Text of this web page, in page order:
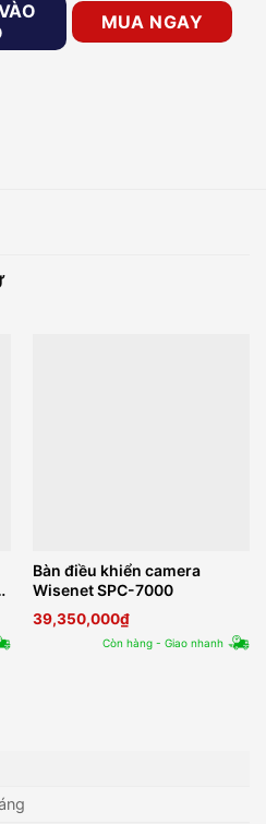
DS-1006KI số lượng
MUA NGAY
Bàn điều khiển camera
Wisenet SPC-7000
39,350,000₫
Còn hàng - Giao nhanh